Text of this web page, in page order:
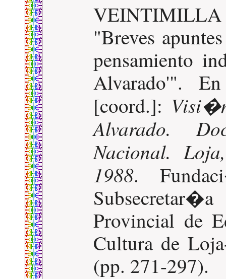
"Breves
pensamiento
Alvarado'".
[coord.]:
Alvarado.
Nacional.
1988.
Provincial de
Cultura de
(pp. 271-297).